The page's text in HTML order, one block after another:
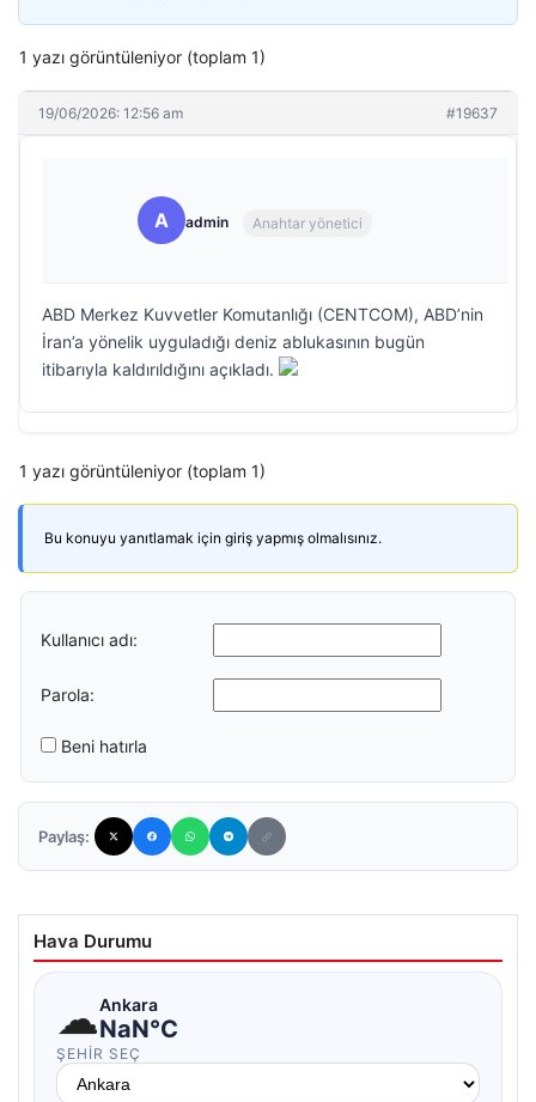
1 yazı görüntüleniyor (toplam 1)
19/06/2026: 12:56 am #19637
A admin Anahtar yönetici
ABD Merkez Kuvvetler Komutanlığı (CENTCOM), ABD’nin
İran’a yönelik uyguladığı deniz ablukasının bugün
itibarıyla kaldırıldığını açıkladı.
1 yazı görüntüleniyor (toplam 1)
Bu konuyu yanıtlamak için giriş yapmış olmalısınız.
Kullanıcı adı:
Parola:
Beni hatırla
Paylaş:
Hava Durumu
☁Ankara
NaN°C
ŞEHIR SEÇ